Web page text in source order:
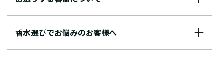
香水選びでお悩みのお客様へ